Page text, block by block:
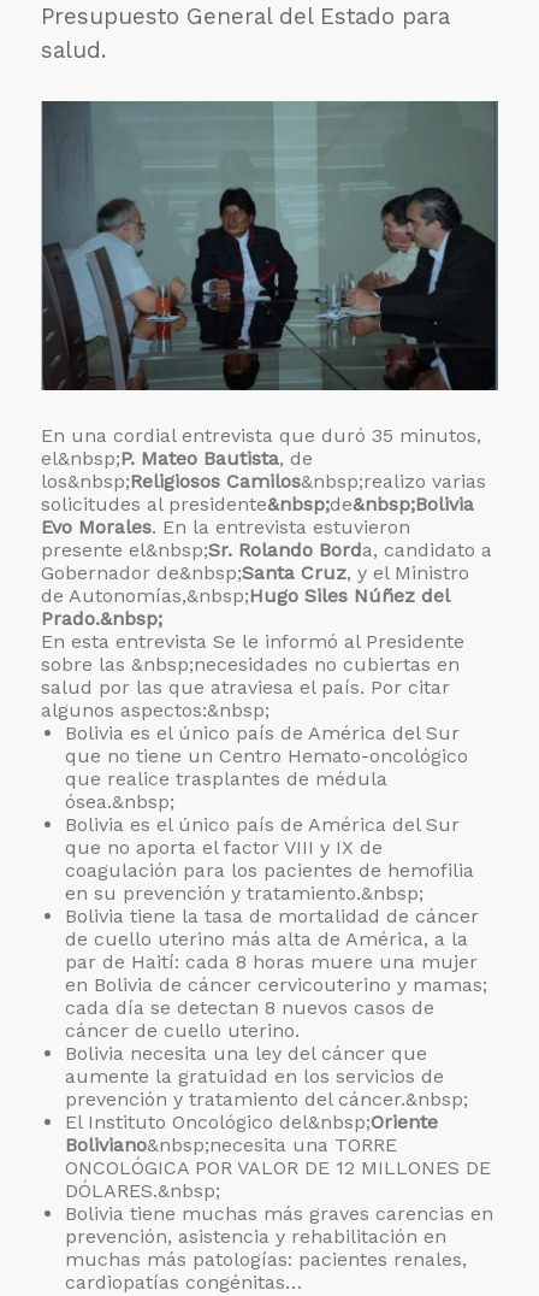
esperanza
Presupuesto General del Estado para
salud.
En una cordial entrevista que duró 35 minutos,
el&nbsp;P. Mateo Bautista, de
los&nbsp;Religiosos Camilos&nbsp;realizo varias
solicitudes al presidente&nbsp;de&nbsp;Bolivia
Evo Morales. En la entrevista estuvieron
presente el&nbsp;Sr. Rolando Borda, candidato a
Gobernador de&nbsp;Santa Cruz, y el Ministro
de Autonomías,&nbsp;Hugo Siles Núñez del
Prado.&nbsp;
En esta entrevista Se le informó al Presidente
sobre las &nbsp;necesidades no cubiertas en
salud por las que atraviesa el país. Por citar
algunos aspectos:&nbsp;
Bolivia es el único país de América del Sur
que no tiene un Centro Hemato-oncológico
que realice trasplantes de médula
ósea.&nbsp;
Bolivia es el único país de América del Sur
que no aporta el factor VIII y IX de
coagulación para los pacientes de hemofilia
en su prevención y tratamiento.&nbsp;
Bolivia tiene la tasa de mortalidad de cáncer
de cuello uterino más alta de América, a la
par de Haití: cada 8 horas muere una mujer
en Bolivia de cáncer cervicouterino y mamas;
cada día se detectan 8 nuevos casos de
cáncer de cuello uterino.
Bolivia necesita una ley del cáncer que
aumente la gratuidad en los servicios de
prevención y tratamiento del cáncer.&nbsp;
El Instituto Oncológico del&nbsp;Oriente
Boliviano&nbsp;necesita una TORRE
ONCOLÓGICA POR VALOR DE 12 MILLONES DE
DÓLARES.&nbsp;
Bolivia tiene muchas más graves carencias en
prevención, asistencia y rehabilitación en
muchas más patologías: pacientes renales,
cardiopatías congénitas…